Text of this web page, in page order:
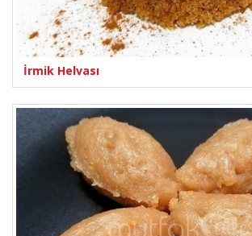
İrmik Helvası